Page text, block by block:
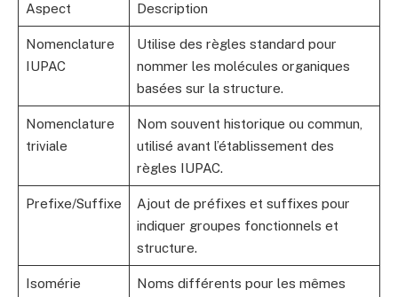
Aspect Description
Nomenclature
IUPAC
Utilise des règles standard pour
nommer les molécules organiques
basées sur la structure.
Nomenclature
triviale
Nom souvent historique ou commun,
utilisé avant l’établissement des
règles IUPAC.
Prefixe/Suffixe
Ajout de préfixes et suffixes pour
indiquer groupes fonctionnels et
structure.
Isomérie
Noms différents pour les mêmes